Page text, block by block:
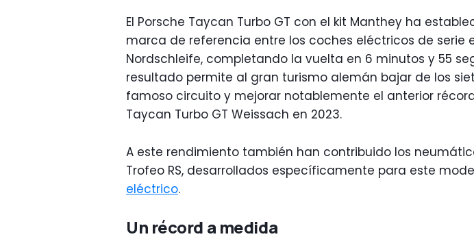
El Porsche Taycan Turbo GT con el kit Manthey ha
marca de referencia entre los coches eléctricos de serie
Nordschleife, completando la vuelta en 6 minutos y 55
resultado permite al gran turismo alemán bajar de los
famoso circuito y mejorar notablemente el anterior
Taycan Turbo GT Weissach en 2023.
A este rendimiento también han contribuido los
Trofeo RS, desarrollados específicamente para este
eléctrico.
Un récord a medida